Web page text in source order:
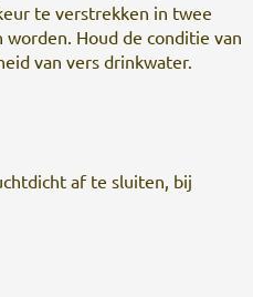
te verstrekken in twee
Houd de conditie van
van vers drinkwater.
af te sluiten, bij